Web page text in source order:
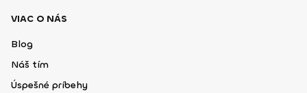
VIAC O NÁS
Blog
Náš tím
Úspešné príbehy